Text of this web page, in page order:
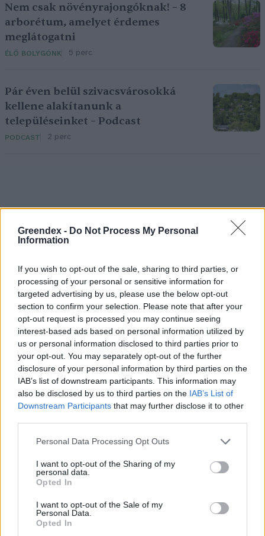
Greendex - Do Not Process My Personal
Information
If you wish to opt-out of the sale, sharing to third parties, or
processing of your personal or sensitive information for
targeted advertising by us, please use the below opt-out
section to confirm your selection. Please note that after your
opt-out request is processed you may continue seeing
interest-based ads based on personal information utilized by
us or personal information disclosed to third parties prior to
your opt-out. You may separately opt-out of the further
disclosure of your personal information by third parties on the
IAB’s list of downstream participants. This information may
also be disclosed by us to third parties on the IAB’s List of
Downstream Participants that may further disclose it to other
Personal Data Processing Opt Outs
I want to opt-out of the Sharing of my
personal data.
Opted In
I want to opt-out of the Sale of my
Personal Data.
Opted In
Nem csak növényrajongóknak! – 8
arborétum, amelyet érdemes
meglátogatni
ÉLŐ BOLYGÓNK 5 perc
Pár éven belül szivacsvárosokká
kellene alakítanunk a
településeinket – Podcast
PODCAST 2 perc
Holnapután
„Mindegy már, hogy milyen
víz, csak víz legyen” |
Holnapután
Greendex 55:58
A
az ember
Greendex
Cickafark – Az évezredek óta